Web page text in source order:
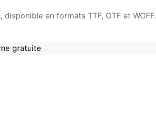
en formats TTF, OTF et WOFF.